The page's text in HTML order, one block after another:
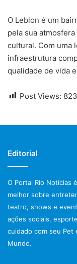
O Leblon é um
pela sua
cultural. Com uma
infraestrutura
qualidade de vida
Post Views: 823
Editorial
O Portal Rio Notícias
melhor sobre
teatro, shows e
ações sociais,
cuidado com seu Pet
Mundo.